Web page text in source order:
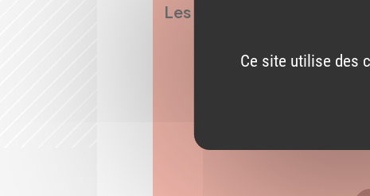
Les foires aux questions
Ce site utilise des